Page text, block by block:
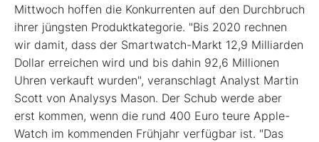
Mittwoch hoffen die Konkurrenten auf den Durchbruch
ihrer jüngsten Produktkategorie. "Bis 2020 rechnen
wir damit, dass der Smartwatch-Markt 12,9 Milliarden
Dollar erreichen wird und bis dahin 92,6 Millionen
Uhren verkauft wurden", veranschlagt Analyst Martin
Scott von Analysys Mason. Der Schub werde aber
erst kommen, wenn die rund 400 Euro teure Apple-
Watch im kommenden Frühjahr verfügbar ist. "Das